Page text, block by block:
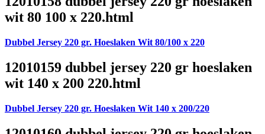
wit 80 100 x 220.html
Dubbel Jersey 220 gr. Hoeslaken Wit 80/100 x 220
12010159 dubbel jersey 220 gr hoeslaken
wit 140 x 200 220.html
Dubbel Jersey 220 gr. Hoeslaken Wit 140 x 200/220